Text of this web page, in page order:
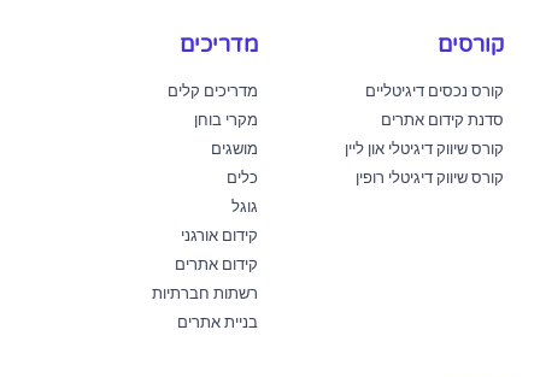
קורסים
קורס נכסים דיגיטליים
סדנת קידום אתרים
קורס שיווק דיגיטלי און ליין
קורס שיווק דיגיטלי רופין
מדריכים
מדריכים קלים
מקרי בוחן
מושגים
כלים
גוגל
קידום אורגני
קידום אתרים
רשתות חברתיות
בניית אתרים